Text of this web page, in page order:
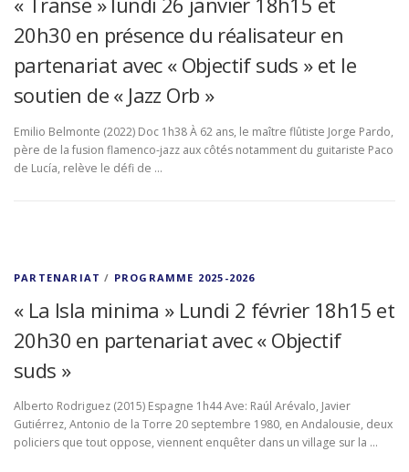
20h30 en présence du réalisateur en
partenariat avec « Objectif suds » et le
soutien de « Jazz Orb »
Emilio Belmonte (2022) Doc 1h38 À 62 ans, le maître flûtiste Jorge Pardo,
père de la fusion flamenco-jazz aux côtés notamment du guitariste Paco
de Lucía, relève le défi de …
PARTENARIAT / PROGRAMME 2025-2026
« La Isla minima » Lundi 2 février 18h15 et
20h30 en partenariat avec « Objectif
suds »
Alberto Rodriguez (2015) Espagne 1h44 Ave: Raúl Arévalo, Javier
Gutiérrez, Antonio de la Torre 20 septembre 1980, en Andalousie, deux
policiers que tout oppose, viennent enquêter dans un village sur la …